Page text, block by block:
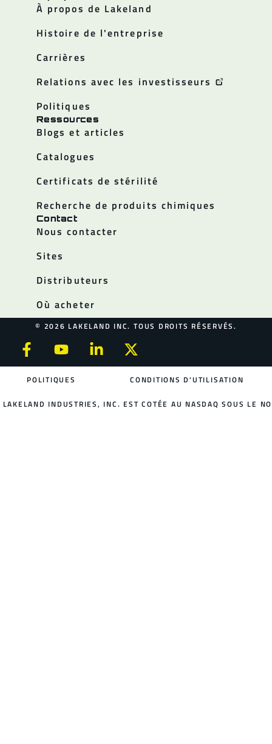
À propos de Lakeland
Histoire de l'entreprise
Carrières
Relations avec les investisseurs
Politiques
Ressources
Blogs et articles
Catalogues
Certificats de stérilité
Recherche de produits chimiques
Contact
Nous contacter
Sites
Distributeurs
Où acheter
© 2026 LAKELAND INC. TOUS DROITS RÉSERVÉS.
POLITIQUES CONDITIONS D'UTILISATION
LAKELAND INDUSTRIES, INC. EST COTÉE AU NASDAQ SOUS LE